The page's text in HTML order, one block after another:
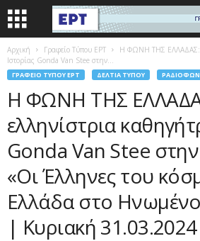
Αρχική Γραφείο Τύπου ΕΡΤ
Η ΦΩΝΗ ΤΗΣ ΕΛΛΑΔΑΣ:
Ιστορίας Gonda Van Stee στην...
ΓΡΑΦΕΊΟ ΤΎΠΟΥ ΕΡΤ ΔΕΛΤΊΑ ΤΎΠΟΥ
Η ΦΩΝΗ ΤΗΣ
ελληνίστρια
Gonda Van Stee
«Οι Έλληνες του
Ελλάδα στο
| Κυριακή 31.03.2024